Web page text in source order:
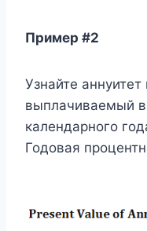
Пример #2
Узнайте
выплачиваемый
календарного
Годовая